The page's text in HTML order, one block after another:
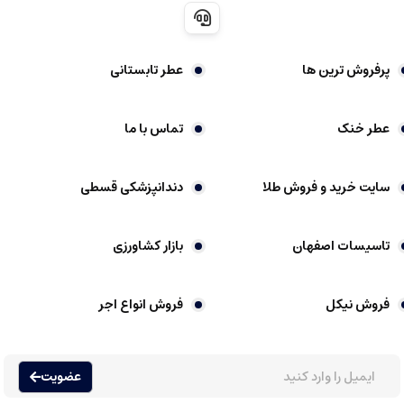
: احساس عمق و شخصیت متفاوت در هر استفادۀ
بسیار مناسب است. این عطرها ترکیبی از نت های چوبی، ادویه ای، عودی و وانیلی،
های مختلف دارند. عطرها عموما به دسته های متنوعی تقسیم می شوند، اما یکی از
عطر گرمی که به آن اسانس گرمی هم گفته می شود، نوعی عطر است که با غلظت
پرفروش ترین ها عطر تابستانی
عطر خنک تماس با ما
سایت خرید و فروش طلا دندانپزشکی قسطی
تاسیسات اصفهان بازار کشاورزی
فروش نیکل فروش انواع اجر
عضویت